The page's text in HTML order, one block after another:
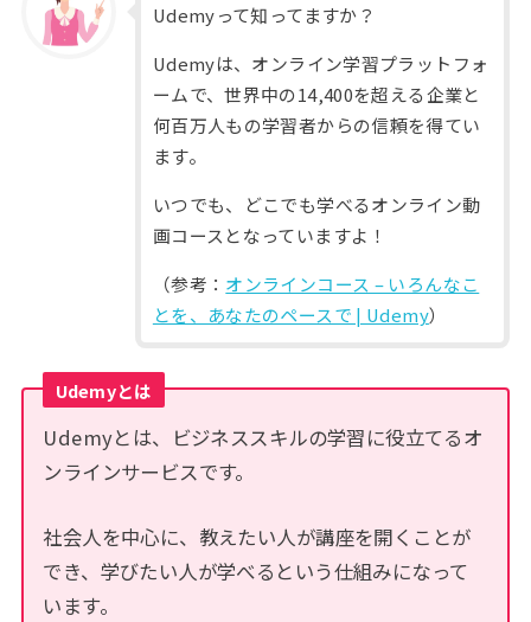
Udemyって知ってますか？
Udemyは、オンライン学習プラットフォ
ームで、世界中の14,400を超える企業と
何百万人もの学習者からの信頼を得てい
ます。
いつでも、どこでも学べるオンライン動
画コースとなっていますよ！
（参考： オンラインコース – いろんなこ
とを、あなたのペースで | Udemy）
Udemyとは
Udemyとは、ビジネススキルの学習に役立てるオ
ンラインサービスです。
社会人を中心に、教えたい人が講座を開くことが
でき、学びたい人が学べるという仕組みになって
います。